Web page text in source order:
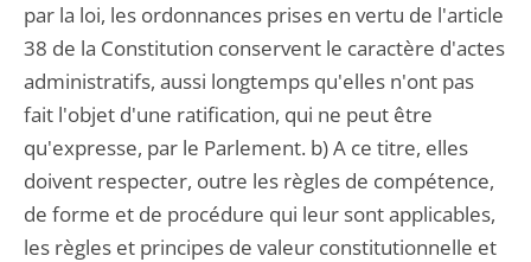
par la loi, les ordonnances prises en vertu de l'article
38 de la Constitution conservent le caractère d'actes
administratifs, aussi longtemps qu'elles n'ont pas
fait l'objet d'une ratification, qui ne peut être
qu'expresse, par le Parlement. b) A ce titre, elles
doivent respecter, outre les règles de compétence,
de forme et de procédure qui leur sont applicables,
les règles et principes de valeur constitutionnelle et